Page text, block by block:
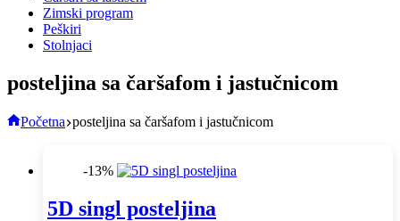
Zimski program
Peškiri
Stolnjaci
posteljina sa čaršafom i jastučnicom
Početna posteljina sa čaršafom i jastučnicom
-13%
5D singl posteljina